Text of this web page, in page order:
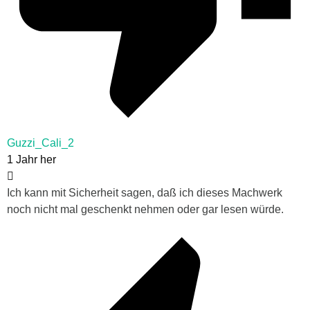
Guzzi_Cali_2
1 Jahr her
Ich kann mit Sicherheit sagen, daß ich dieses Machwerk
noch nicht mal geschenkt nehmen oder gar lesen würde.